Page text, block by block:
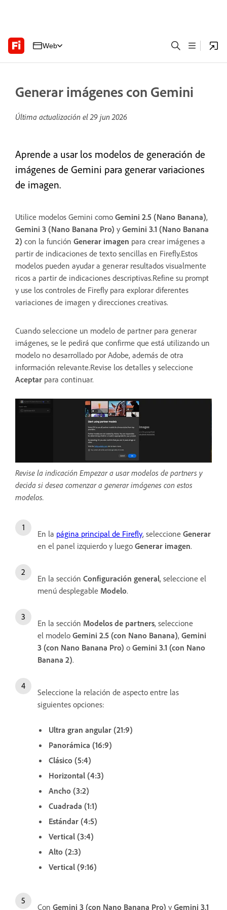
Web
Generar imágenes con Gemini
Última actualización el29 jun 2026
Aprende a usar los modelos de generación de
imágenes de Gemini para generar variaciones
de imagen.
Utilice modelos Gemini como Gemini 2.5 (Nano Banana),
Gemini 3 (Nano Banana Pro) y Gemini 3.1 (Nano Banana
2) con la función Generar imagen para crear imágenes a
partir de indicaciones de texto sencillas en Firefly.Estos
modelos pueden ayudar a generar resultados visualmente
ricos a partir de indicaciones descriptivas.Refine su prompt
y use los controles de Firefly para explorar diferentes
variaciones de imagen y direcciones creativas.
Cuando seleccione un modelo de partner para generar
imágenes, se le pedirá que confirme que está utilizando un
modelo no desarrollado por Adobe, además de otra
información relevante.Revise los detalles y seleccione
Aceptar para continuar.
Revise la indicación Empezar a usar modelos de partners y
decida si desea comenzar a generar imágenes con estos
modelos.
En la página principal de Firefly, seleccione Generar
en el panel izquierdo y luego Generar imagen.
En la sección Configuración general, seleccione el
menú desplegable Modelo.
En la sección Modelos de partners, seleccione
el modelo Gemini 2.5 (con Nano Banana), Gemini
3 (con Nano Banana Pro) o Gemini 3.1 (con Nano
Banana 2).
Seleccione la relación de aspecto entre las
siguientes opciones:
Ultra gran angular (21:9)
Panorámica (16:9)
Clásico (5:4)
Horizontal (4:3)
Ancho (3:2)
Cuadrada (1:1)
Estándar (4:5)
Vertical (3:4)
Alto (2:3)
Vertical (9:16)
Con Gemini 3 (con Nano Banana Pro) y Gemini 3.1